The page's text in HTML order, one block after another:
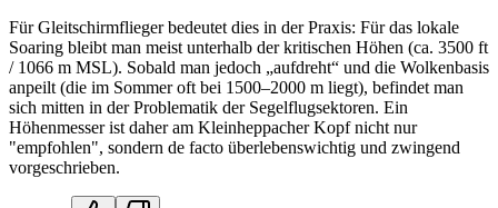
Für Gleitschirmflieger bedeutet dies in der Praxis: Für das lokale
Soaring bleibt man meist unterhalb der kritischen Höhen (ca. 3500 ft
/ 1066 m MSL). Sobald man jedoch „aufdreht“ und die Wolkenbasis
anpeilt (die im Sommer oft bei 1500–2000 m liegt), befindet man
sich mitten in der Problematik der Segelflugsektoren. Ein
Höhenmesser ist daher am Kleinheppacher Kopf nicht nur
"empfohlen", sondern de facto überlebenswichtig und zwingend
vorgeschrieben.